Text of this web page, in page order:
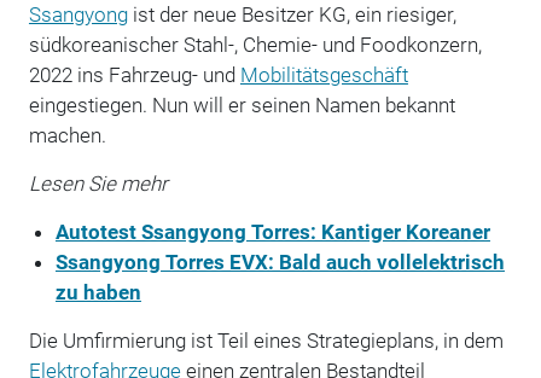
Ssangyongist der neue Besitzer KG, ein riesiger,
südkoreanischer Stahl-, Chemie- und Foodkonzern,
2022 ins Fahrzeug- und Mobilitätsgeschäft
eingestiegen. Nun will er seinen Namen bekannt
machen.
Lesen Sie mehr
Autotest Ssangyong Torres: Kantiger Koreaner
Ssangyong Torres EVX: Bald auch vollelektrisch
zu haben
Die Umfirmierung ist Teil eines Strategieplans, in dem
Elektrofahrzeugeeinen zentralen Bestandteil